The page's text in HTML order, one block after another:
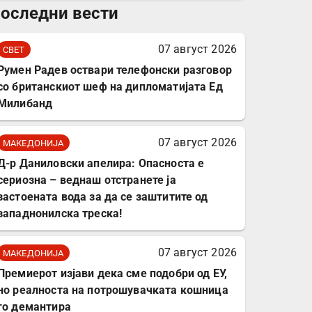
комплет за заштита на
вести
СВЕТ
07 август 2026
Радев оствари телефонски разговор
британскиот шеф на дипломатијата Ед
МАКЕДОНИЈА
07 август 2026
р Даниловски апелира: Опасноста е
– веднаш отстранете ја
вода за да се заштитите од
треска!
МАКЕДОНИЈА
07 август 2026
изјави дека сме подобри од ЕУ,
реалноста на потрошувачката кошница
демантира